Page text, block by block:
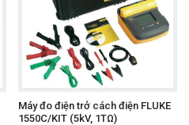
Máy đo điện trở cách điện FLUKE
1550C/KIT (5kV, 1TΩ)